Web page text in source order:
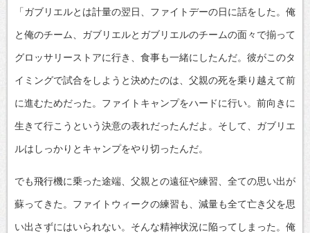
「ガブリエルとは計量の翌日、ファイトデーの日に話をした。俺
と俺のチーム、ガブリエルとガブリエルのチームの面々で揃って
グロッサリーストアに行き、食事も一緒にしたんだ。彼がこのタ
イミングで試合をしようと決めたのは、父親の死を乗り越えて前
に進むためだった。ファイトキャンプをハードに行い。前向きに
生きて行こうという決意の表れだったんだよ。そして、ガブリエ
ルはしっかりとキャンプをやり切ったんだ。
でも飛行機に乗った途端、父親との遠征や練習、全ての思い出が
蘇ってきた。ファイトウィークの練習も、減量も全て亡き父を思
い出さずにはいられない。そんな精神状況に陥ってしまった。俺